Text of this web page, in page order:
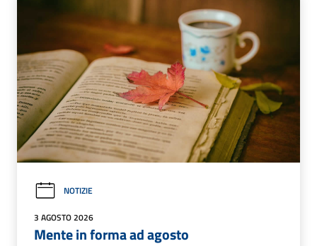
NOTIZIE
3 AGOSTO 2026
Mente in forma ad agosto